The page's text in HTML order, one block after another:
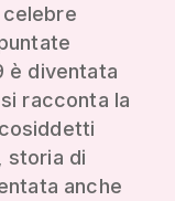
è diventata
racconta la
storia di
anche